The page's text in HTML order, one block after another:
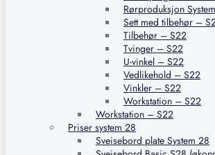
Rørproduksjon
Sett med tilbehør –
Tilbehør – S22
Tvinger – S22
U-vinkel – S22
Vedlikehold – S22
Vinkler – S22
Workstation – S22
Workstation – S22
Priser system 28
Sveisebord plate System 28